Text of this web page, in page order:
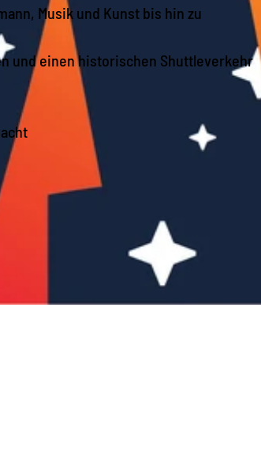
Musik und Kunst bis hin zu
und einen historischen Shuttleverkehr